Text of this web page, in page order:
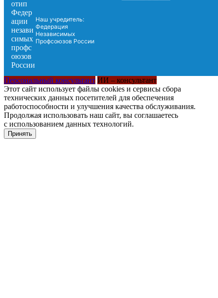
Наш учредитель:
Федерация
Независимых
Профсоюзов России
Персональный консультант ИИ – консультант
Этот сайт использует файлы cookies и сервисы сбора
технических данных посетителей для обеспечения
работоспособности и улучшения качества обслуживания.
Продолжая использовать наш сайт, вы соглашаетесь
с использованием данных технологий.
Принять